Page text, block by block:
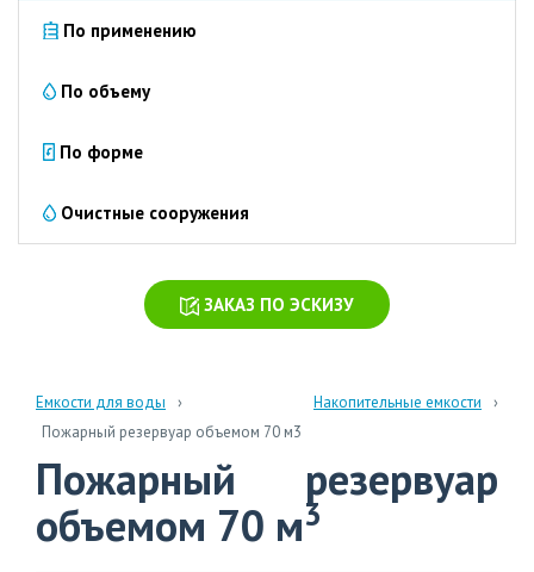
Очистка
вод
сточных
вод
и
Очистка
навозных
стоков
По применению
По объему
По форме
Очистные сооружения
ЗАКАЗ ПО ЭСКИЗУ
Емкости для воды
Накопительные емкости
Пожарный резервуар объемом 70 м3
Пожарный резервуар
объемом 70 м3